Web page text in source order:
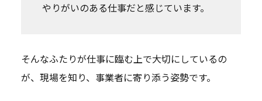
やりがいのある仕事だと感じています。
そんなふたりが仕事に臨む上で大切にしているの
が、現場を知り、事業者に寄り添う姿勢です。